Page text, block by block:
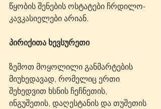
წყობის შენების ოსტატები ჩრდილო-
კავკასიელები არიან.
პირიქითა ხევსურეთი
ზემოთ მოყოლილი განმარტების
მიუხედავად, რომელიც ერთი
შეხედვით ხსნის ჩეჩნეთის,
ინგუშეთის, დაღესტანის და თუშეთის